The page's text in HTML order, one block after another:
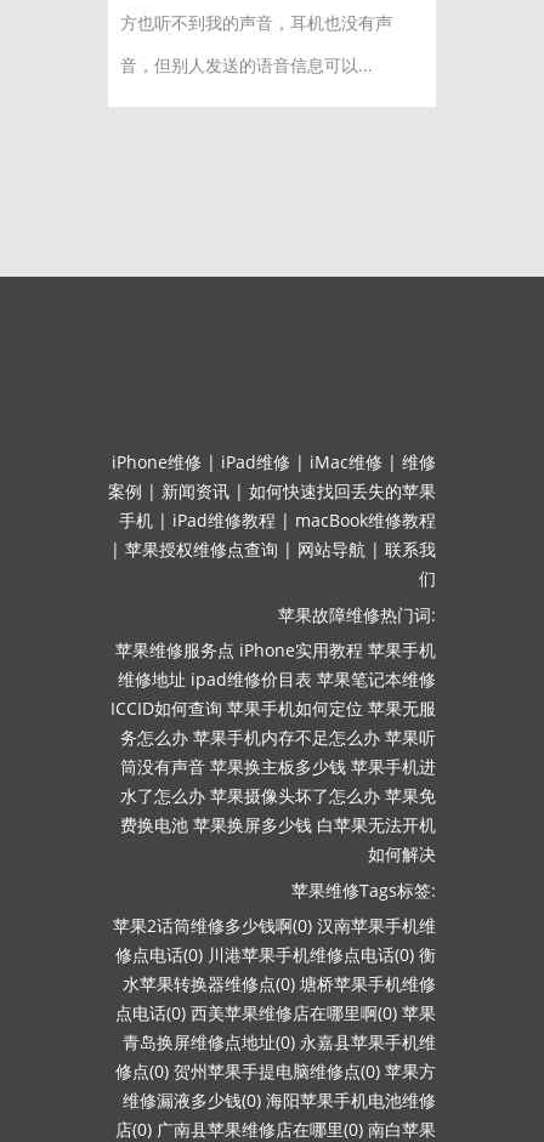
方也听不到我的声音，耳机也没有声
音，但别人发送的语音信息可以...
iPhone维修 | iPad维修 | iMac维修 | 维修
案例 | 新闻资讯 | 如何快速找回丢失的苹果
手机 | iPad维修教程 | macBook维修教程
| 苹果授权维修点查询 | 网站导航 | 联系我
们
苹果故障维修热门词:
苹果维修服务点 iPhone实用教程 苹果手机
维修地址 ipad维修价目表 苹果笔记本维修
ICCID如何查询 苹果手机如何定位 苹果无服
务怎么办 苹果手机内存不足怎么办 苹果听
筒没有声音 苹果换主板多少钱 苹果手机进
水了怎么办 苹果摄像头坏了怎么办 苹果免
费换电池 苹果换屏多少钱 白苹果无法开机
如何解决
苹果维修Tags标签:
苹果2话筒维修多少钱啊(0) 汉南苹果手机维
修点电话(0) 川港苹果手机维修点电话(0) 衡
水苹果转换器维修点(0) 塘桥苹果手机维修
点电话(0) 西美苹果维修店在哪里啊(0) 苹果
青岛换屏维修点地址(0) 永嘉县苹果手机维
修点(0) 贺州苹果手提电脑维修点(0) 苹果方
维修漏液多少钱(0) 海阳苹果手机电池维修
店(0) 广南县苹果维修店在哪里(0) 南白苹果